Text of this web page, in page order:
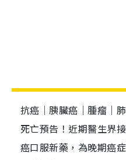
抗癌｜胰臟癌｜腫瘤｜
死亡預告！近期醫生界
癌口服新藥，為晚期癌